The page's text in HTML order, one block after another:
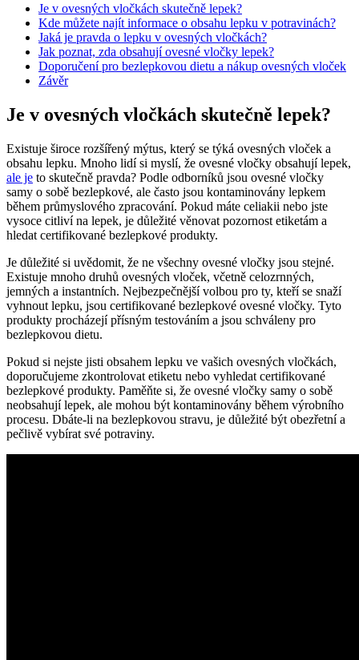
Je v ovesných vločkách skutečně⁣ lepek?
Kde ⁢můžete najít informace o obsahu lepku v potravinách?
Jaká⁣ je⁣ pravda o lepku v ovesných vločkách?
Jak poznat, zda obsahují ovesné vločky ‍lepek?
Doporučení pro bezlepkovou⁣ dietu a ⁤nákup ovesných vloček
Závěr
Je v ovesných vločkách skutečně⁣ lepek?
Existuje široce rozšířený mýtus, který ⁤se týká ⁢ovesných vloček a
obsahu​ lepku. Mnoho lidí si myslí, ⁤že ovesné vločky obsahují ‍lepek,
ale je to ​skutečně pravda? Podle⁢ odborníků jsou ovesné vločky
samy o sobě bezlepkové, ale často jsou kontaminovány‌ lepkem
během ⁤průmyslového zpracování. Pokud máte celiakii nebo jste
vysoce citliví na lepek, je důležité věnovat ⁤pozornost etiketám a
hledat ‍certifikované bezlepkové produkty.
Je důležité si uvědomit,⁤ že ne ‌všechny​ ovesné ⁢vločky jsou stejné.
Existuje mnoho druhů ovesných ⁢vloček, včetně celozrnných,
jemných a instantních. Nejbezpečnější volbou ⁣pro‍ ty, kteří se snaží
vyhnout ‌lepku, jsou certifikované⁤ bezlepkové ovesné vločky. ⁢Tyto
produkty procházejí⁤ přísným testováním‌ a jsou schváleny pro
bezlepkovou dietu.
Pokud si nejste jisti obsahem lepku⁢ ve vašich ovesných vločkách,
doporučujeme ​zkontrolovat ‌etiketu nebo vyhledat certifikované
bezlepkové produkty. Paměňte si, ⁤že ovesné⁣ vločky⁢ samy ‌o sobě
‌neobsahují lepek,⁤ ale ‌mohou⁢ být kontaminovány během⁢ výrobního​
procesu.‌ Dbáte-li na bezlepkovou stravu, je⁤ důležité ​být obezřetní‌ a
pečlivě vybírat své ‌potraviny.